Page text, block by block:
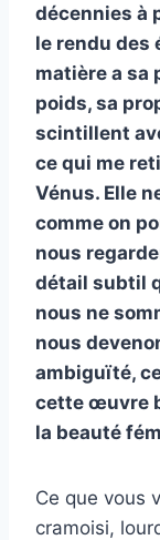
décennies à
le rendu des
matière a sa
poids, sa
scintillent
ce qui me
Vénus. Elle
comme on
nous
détail subtil
nous ne
nous
ambiguïté,
cette œuvre
la beauté
Ce que vous
cramoisi,